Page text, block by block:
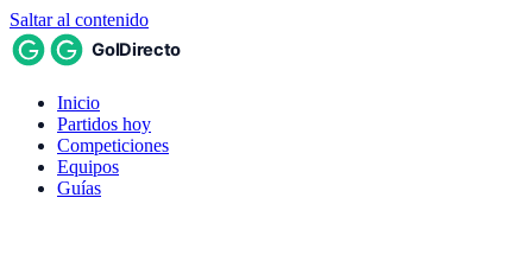
Saltar al contenido
Inicio
Partidos hoy
Competiciones
Equipos
Guías